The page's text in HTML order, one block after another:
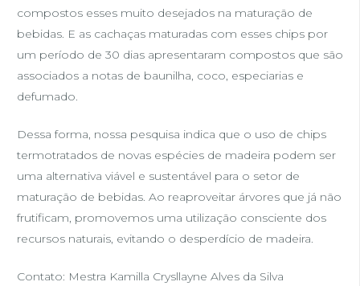
compostos esses muito desejados na maturação de
bebidas. E as cachaças maturadas com esses chips por
um período de 30 dias apresentaram compostos que são
associados a notas de baunilha, coco, especiarias e
defumado.
Dessa forma, nossa pesquisa indica que o uso de chips
termotratados de novas espécies de madeira podem ser
uma alternativa viável e sustentável para o setor de
maturação de bebidas. Ao reaproveitar árvores que já não
frutificam, promovemos uma utilização consciente dos
recursos naturais, evitando o desperdício de madeira.
Contato: Mestra Kamilla Crysllayne Alves da Silva